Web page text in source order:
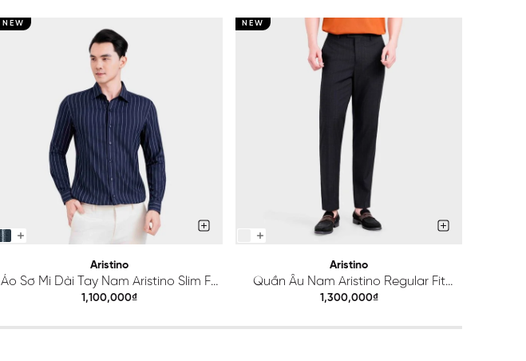
NEW
Aristino
Áo Sơ Mi Dài Tay Nam Aristino Slim Fit
ALS425S0H2
1,100,000₫
NEW
Aristino
Quần Âu Nam Aristino Regular Fit
ATR203S0H2
1,300,000₫